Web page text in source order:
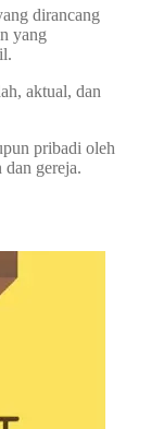
dirancang
yang
aktual, dan
pribadi oleh
gereja.